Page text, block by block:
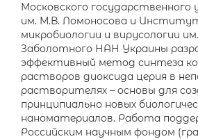
Московского
им. М.В. Ломоносова и
микробиологии и вирусологии
Заболотного НАН Украины
эффективный метод синтеза
растворов диоксида церия в
растворителях – основы для
принципиально новых
наноматериалов. Работа
Российским научным фондом